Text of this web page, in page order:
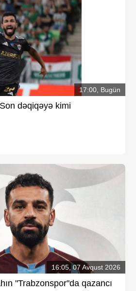
17:00, Bugün
dəqiqəyə kimi
16:05, 07 Avqust 2026
"Trabzonspor"da qazancı